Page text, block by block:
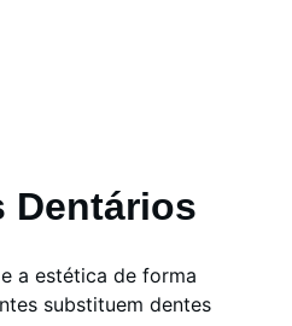
Dentários
a estética de forma
substituem dentes